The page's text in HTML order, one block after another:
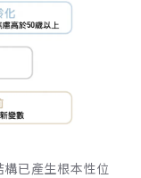
已產生根本性位